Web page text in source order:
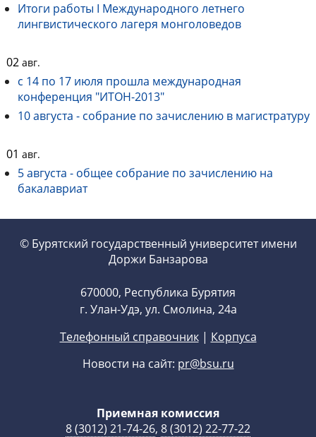
Итоги работы I Международного летнего
лингвистического лагеря монголоведов
02 авг.
с 14 по 17 июля прошла международная
конференция "ИТОН-2013"
10 августа - собрание по зачислению в магистратуру
01 авг.
5 августа - общее собрание по зачислению на
бакалавриат
© Бурятский государственный университет имени
Доржи Банзарова
670000, Республика Бурятия
г. Улан-Удэ, ул. Смолина, 24а
Телефонный справочник| Корпуса
Новости на сайт: pr@bsu.ru
Приемная комиссия
8 (3012) 21-74-26, 8 (3012) 22-77-22